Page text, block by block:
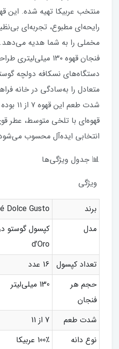
منتخب عربیکا تهیه شده. این
رایحه‌ای مطبوع، تجربه‌ای
مخملی را به شما هدیه
فنجان قهوه ۱۳۰
دستگاه‌های نسکافه دولچه
متعادل را به‌سادگی در خانه
شدت
قهوه‌ای با تلخی متوسط، عطر
انتخابی ایده‌آل محسوب
📊 جدول ویژگی‌ها
ویژگی
برند
Dolce Gusto
مدل
d’Oro
تعداد کپسول
16 عدد
حجم هر
فنجان
130 میلی‌لیتر
شدت طعم
7 از 11
نوع دانه
100٪ عربیکا